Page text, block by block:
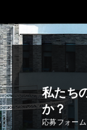
私たち
か？
応募フォー